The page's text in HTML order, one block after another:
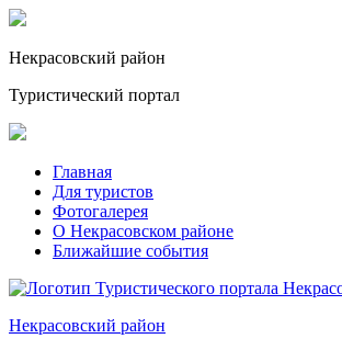
Некрасовский район
Туристический портал
Главная
Для туристов
Фотогалерея
О Некрасовском районе
Ближайшие события
Некрасовский район